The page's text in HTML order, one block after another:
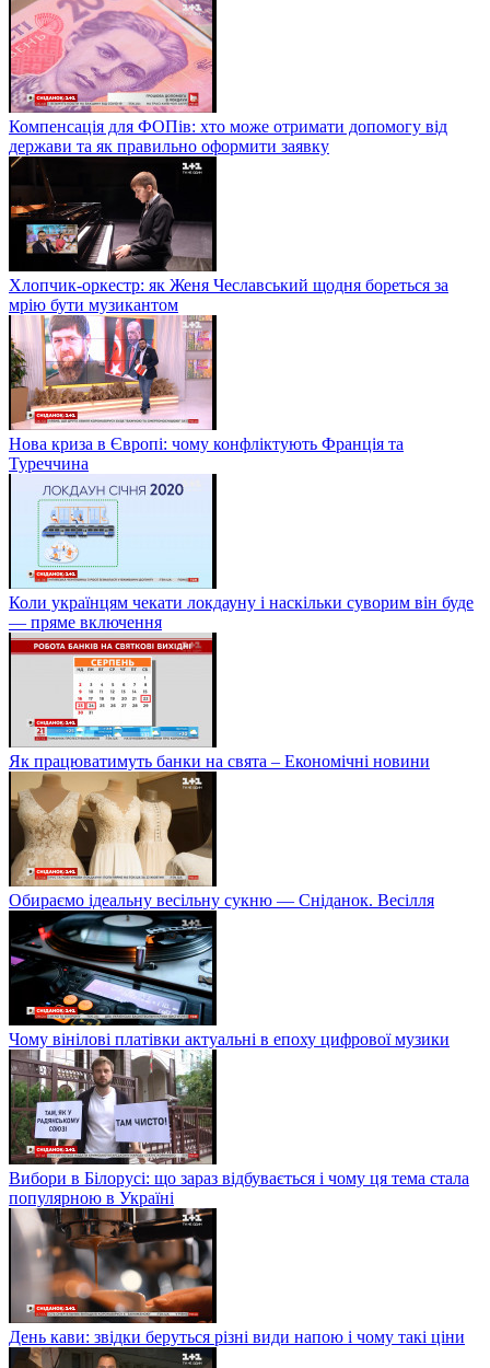
Компенсація для ФОПів: хто може отримати допомогу від
держави та як правильно оформити заявку
Хлопчик-оркестр: як Женя Чеславський щодня бореться за
мрію бути музикантом
Нова криза в Європі: чому конфліктують Франція та
Туреччина
Коли українцям чекати локдауну і наскільки суворим він буде
— пряме включення
Як працюватимуть банки на свята – Економічні новини
Обираємо ідеальну весільну сукню — Сніданок. Весілля
Чому вінілові платівки актуальні в епоху цифрової музики
Вибори в Білорусі: що зараз відбувається і чому ця тема стала
популярною в Україні
День кави: звідки беруться різні види напою і чому такі ціни